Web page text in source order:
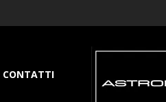
CONTATTI